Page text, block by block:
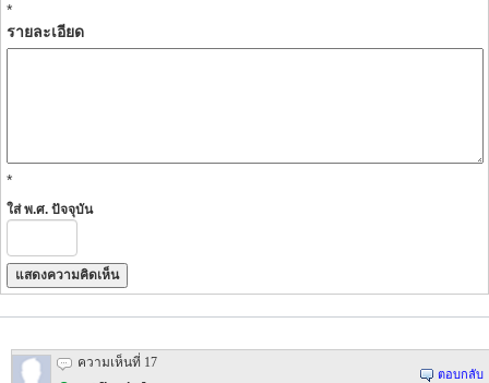
*
รายละเอียด
*
ใส่ พ.ศ. ปัจจุบัน
ความเห็นที่ 17
ตอบกลับ